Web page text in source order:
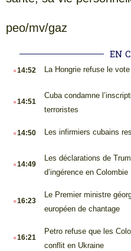
peo/mv/gaz
EN
.14:52 La Hongrie refuse le
.14:51
Cuba condamne
terroristes
.14:50 Les infirmiers cubains
.14:49
Les déclarations de
d’ingérence en Colombie
.16:23
Le Premier ministre
européen de chantage
.16:21
Petro refuse que les
conflit en Ukraine